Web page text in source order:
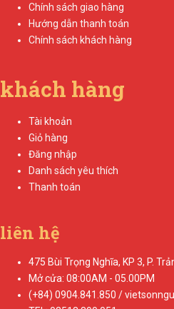
Chính sách giao hàng
Hướng dẫn thanh toán
Chính sách khách hàng
khách hàng
Tài khoản
Giỏ hàng
Đăng nhập
Danh sách yêu thích
Thanh toán
liên hệ
475 Bùi Trọng Nghĩa, KP 3, P.
Mở cửa: 08:00AM - 05.00PM
(+84) 0904.841.850 /